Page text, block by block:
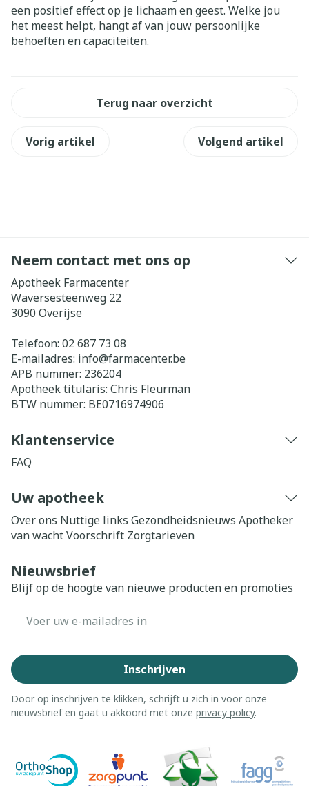
een positief effect op je lichaam en geest. Welke jou
het meest helpt, hangt af van jouw persoonlijke
behoeften en capaciteiten.
Terug naar overzicht
Vorig artikel Volgend artikel
Neem contact met ons op
Apotheek Farmacenter
Waversesteenweg 22
3090 Overijse
Telefoon: 02 687 73 08
E-mailadres: info@farmacenter.be
APB nummer: 236204
Apotheek titularis: Chris Fleurman
BTW nummer: BE0716974906
Klantenservice
FAQ
Uw apotheek
Over ons Nuttige links Gezondheidsnieuws Apotheker
van wachtVoorschrift Zorgtarieven
Nieuwsbrief
Blijf op de hoogte van nieuwe producten en promoties
Inschrijven
Door op inschrijven te klikken, schrijft u zich in voor onze
nieuwsbrief en gaat u akkoord met onze privacy policy.